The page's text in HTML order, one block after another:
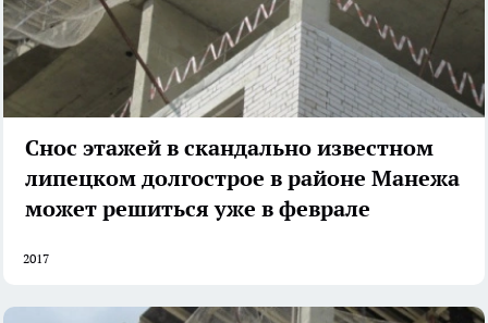
Снос этажей в скандально известном
липецком долгострое в районе Манежа
может решиться уже в феврале
2017